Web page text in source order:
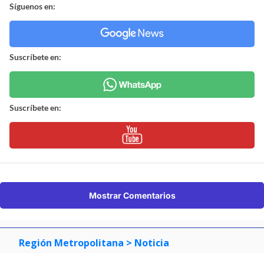
Síguenos en:
Suscríbete en:
Suscríbete en:
Mostrar Comentarios
Región Metropolitana > Noticia